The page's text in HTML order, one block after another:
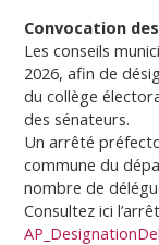
Convocation
Les conseils
2026, afin de
du collège
des sénateurs.
Un arrêté
commune du
nombre de
Consultez ici